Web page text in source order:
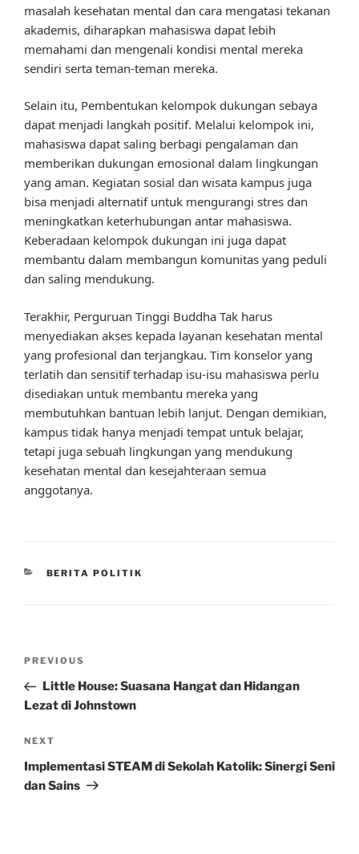
masalah kesehatan mental dan cara mengatasi tekanan
akademis, diharapkan mahasiswa dapat lebih
memahami dan mengenali kondisi mental mereka
sendiri serta teman-teman mereka.
Selain itu, Pembentukan kelompok dukungan sebaya
dapat menjadi langkah positif. Melalui kelompok ini,
mahasiswa dapat saling berbagi pengalaman dan
memberikan dukungan emosional dalam lingkungan
yang aman. Kegiatan sosial dan wisata kampus juga
bisa menjadi alternatif untuk mengurangi stres dan
meningkatkan keterhubungan antar mahasiswa.
Keberadaan kelompok dukungan ini juga dapat
membantu dalam membangun komunitas yang peduli
dan saling mendukung.
Terakhir, Perguruan Tinggi Buddha Tak harus
menyediakan akses kepada layanan kesehatan mental
yang profesional dan terjangkau. Tim konselor yang
terlatih dan sensitif terhadap isu-isu mahasiswa perlu
disediakan untuk membantu mereka yang
membutuhkan bantuan lebih lanjut. Dengan demikian,
kampus tidak hanya menjadi tempat untuk belajar,
tetapi juga sebuah lingkungan yang mendukung
kesehatan mental dan kesejahteraan semua
anggotanya.
CATEGORIES
BERITA POLITIK
Previous
Post
PREVIOUS
Little House: Suasana Hangat dan Hidangan
Lezat di Johnstown
Next
Post
NEXT
Implementasi STEAM di Sekolah Katolik: Sinergi Seni
dan Sains